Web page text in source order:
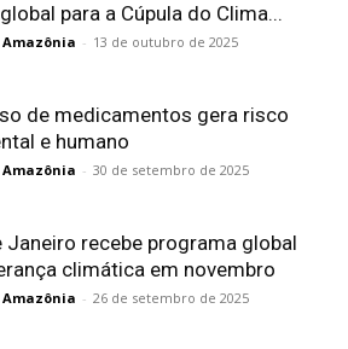
para a Cúpula do Clima...
Amazônia - 13 de outubro de 2025
de medicamentos gera risco
e humano
Amazônia - 30 de setembro de 2025
Janeiro recebe programa global
climática em novembro
Amazônia - 26 de setembro de 2025